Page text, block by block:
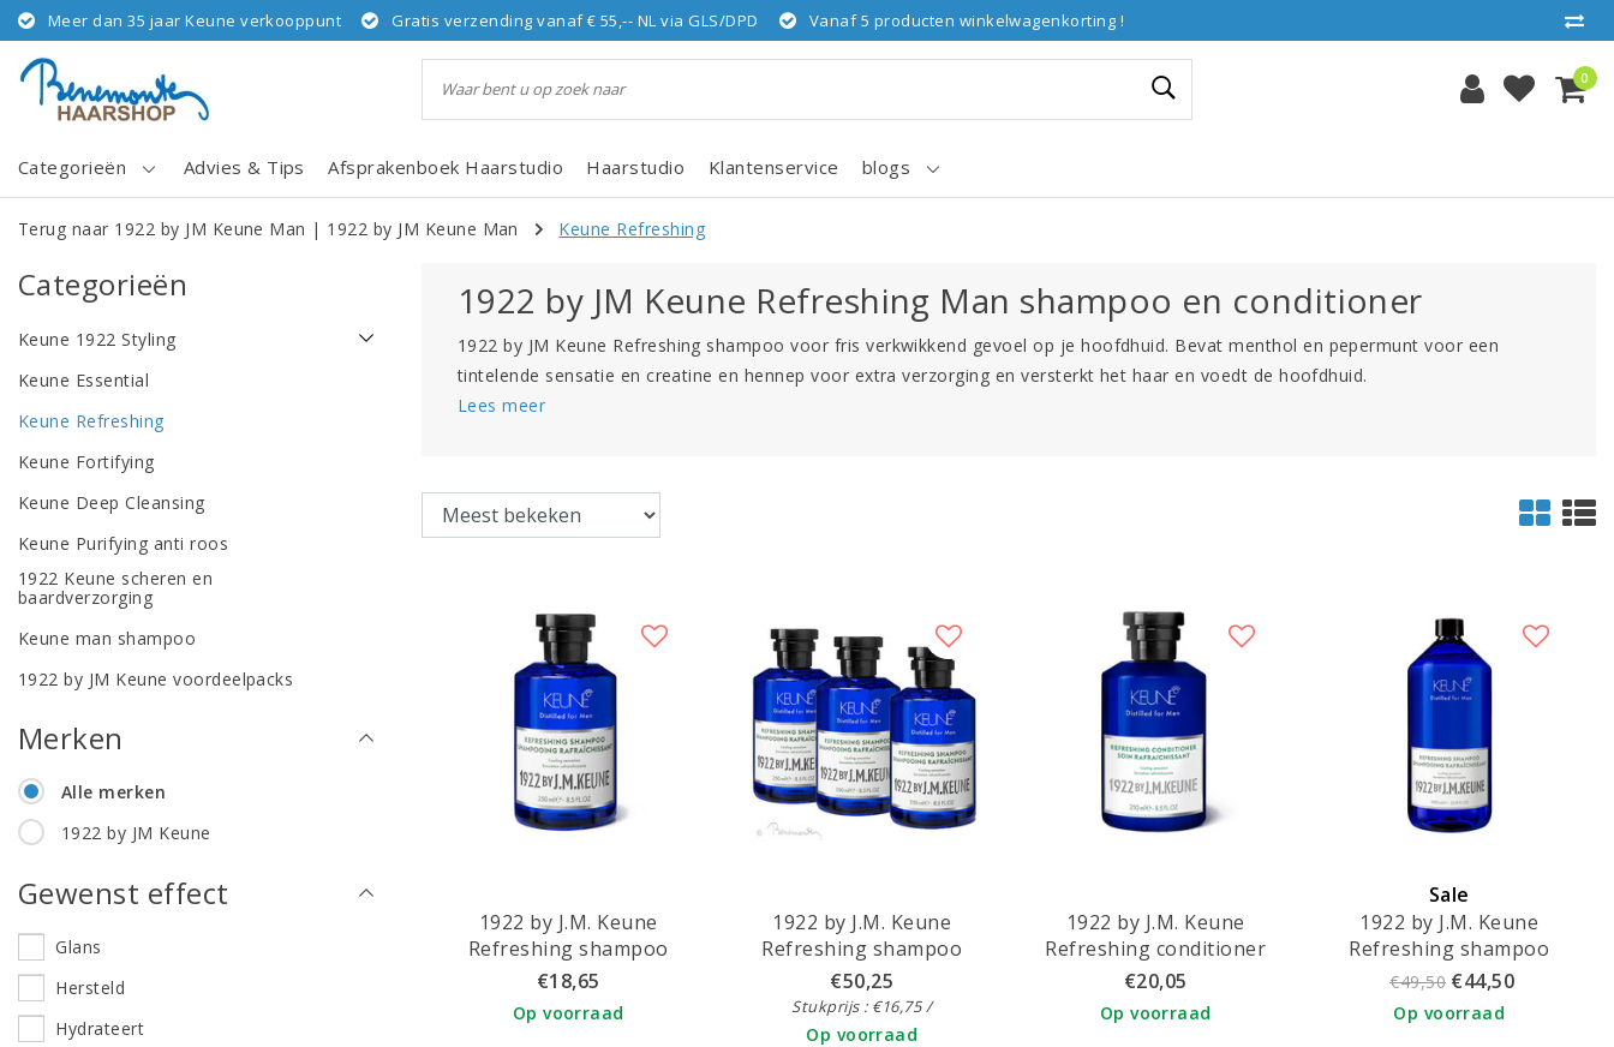
Meer dan 35 jaar Keune verkooppunt Gratis verzending vanaf € 55,-- NL via GLS/DPD Vanaf 5 producten winkelwagenkorting !
0
Categorieën Advies & Tips Afsprakenboek Haarstudio Haarstudio Klantenservice blogs
Terug naar 1922 by JM Keune Man | 1922 by JM Keune Man Keune Refreshing
Categorieën
Keune 1922 Styling
Keune Essential
Keune Refreshing
Keune Fortifying
Keune Deep Cleansing
Keune Purifying anti roos
1922 Keune scheren en
baardverzorging
Keune man shampoo
1922 by JM Keune voordeelpacks
Merken
Alle merken
1922 by JM Keune
Gewenst effect
Glans
Hersteld
Hydrateert
1922 by JM Keune Refreshing Man shampoo en conditioner
1922 by JM Keune Refreshing shampoo voor fris verkwikkend gevoel op je hoofdhuid. Bevat menthol en pepermunt voor een
tintelende sensatie en creatine en hennep voor extra verzorging en versterkt het haar en voedt de hoofdhuid.
Lees meer
1922 by J.M. Keune
Refreshing shampoo
€18,65
Op voorraad
1922 by J.M. Keune
Refreshing shampoo
3x250ml
€50,25
Stukprijs : €16,75 /
Op voorraad
1922 by J.M. Keune
Refreshing conditioner
250ml
€20,05
Op voorraad
Sale
1922 by J.M. Keune
Refreshing shampoo
1000ml
€49,50 €44,50
Op voorraad